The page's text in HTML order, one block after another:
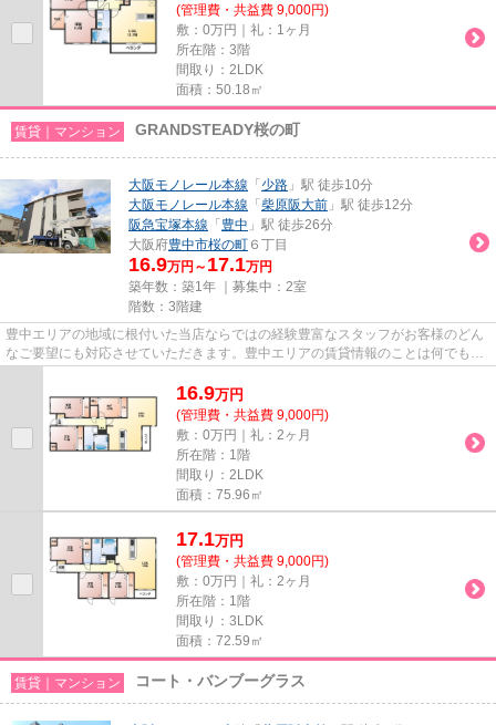
(管理費・共益費 9,000円)
敷：0万円｜礼：1ヶ月
所在階：3階
間取り：2LDK
面積：50.18㎡
賃貸｜マンション GRANDSTEADY桜の町
大阪モノレール本線 「 少路 」駅 徒歩10分
大阪モノレール本線 「 柴原阪大前 」駅 徒歩12分
阪急宝塚本線 「 豊中 」駅 徒歩26分
大阪府豊中市桜の町 ６丁目
16.9万円～ 17.1万円
築年数：築1年 ｜募集中： 2室
階数：3階建
豊中エリアの地域に根付いた当店ならではの経験豊富なスタッフがお客様のどん
なご要望にも対応させていただきます。豊中エリアの賃貸情報のことは何でもお
16.9万円
(管理費・共益費 9,000円)
敷：0万円｜礼：2ヶ月
所在階：1階
間取り：2LDK
面積：75.96㎡
17.1万円
(管理費・共益費 9,000円)
敷：0万円｜礼：2ヶ月
所在階：1階
間取り：3LDK
面積：72.59㎡
賃貸｜マンション コート・バンブーグラス